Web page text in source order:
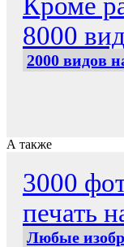
8000
2000 видов
А также
3000
печать
Любые